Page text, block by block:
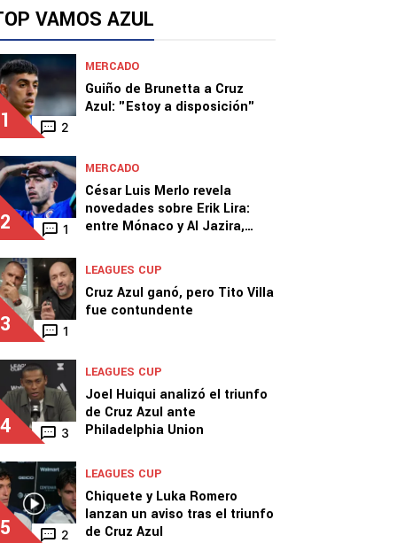
VAMOS AZUL
1 2
MERCADO
Guiño de Brunetta a Cruz
Azul: "Estoy a disposición"
2 1
MERCADO
César Luis Merlo revela
novedades sobre Erik Lira:
entre Mónaco y Al Jazira,
3 1
LEAGUES CUP
Cruz Azul ganó, pero Tito Villa
fue contundente
4 3
LEAGUES CUP
Joel Huiqui analizó el triunfo
de Cruz Azul ante
Philadelphia Union
5 2
LEAGUES CUP
Chiquete y Luka Romero
lanzan un aviso tras el triunfo
de Cruz Azul